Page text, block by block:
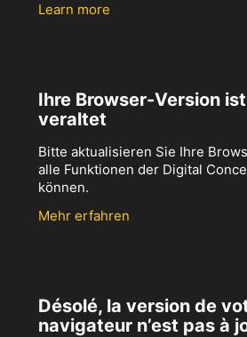
Learn more
Ihre Browser-Version
veraltet
Bitte aktualisieren Sie Ihre
alle Funktionen der Digital
können.
Mehr erfahren
Désolé, la version de
navigateur n’est pas à